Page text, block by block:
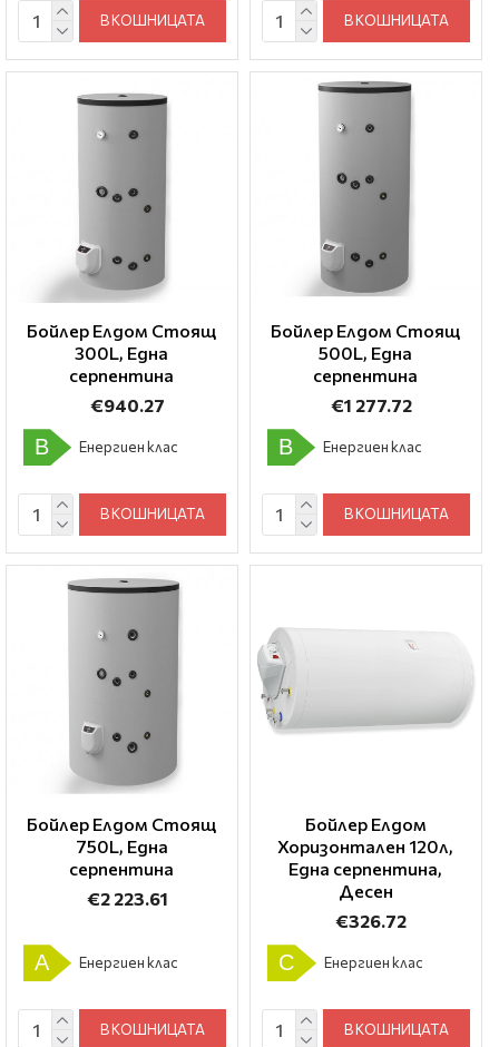
В КОШНИЦАТА В КОШНИЦАТА
Бойлер Елдом Стоящ
300L, Една
серпентина
€940.27
B Енергиен клас
В КОШНИЦАТА
Бойлер Елдом Стоящ
500L, Една
серпентина
€1 277.72
B Енергиен клас
В КОШНИЦАТА
Бойлер Елдом Стоящ
750L, Една
серпентина
€2 223.61
A Енергиен клас
В КОШНИЦАТА
Бойлер Елдом
Хоризонтален 120л,
Една серпентина,
Десен
€326.72
C Енергиен клас
В КОШНИЦАТА